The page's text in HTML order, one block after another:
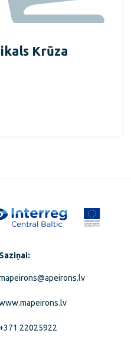
Krūza
Saziņai:
+371 22025922